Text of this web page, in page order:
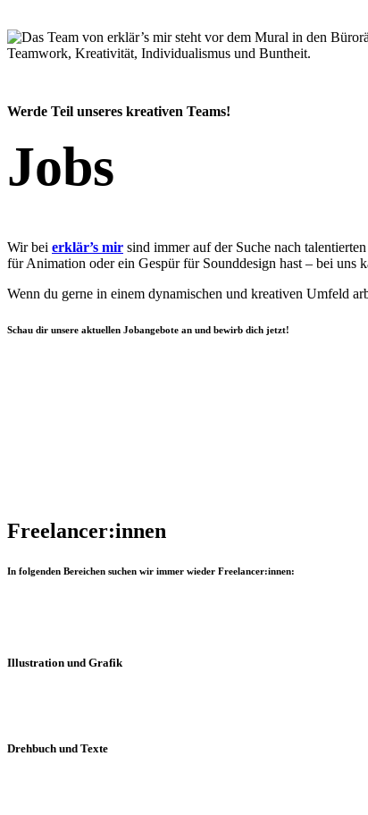
Werde Teil unseres kreativen Teams!
Jobs
Wir bei erklär’s mir sind immer auf der Suche nach
für Animation oder ein Gespür für Sounddesign hast – bei uns
Wenn du gerne in einem dynamischen und kreativen Umfeld
Schau dir unsere aktuellen Jobangebote an und bewirb dich jetzt!
Freelancer:innen
In folgenden Bereichen suchen wir immer wieder Freelancer:innen:
Illustration und Grafik
Drehbuch und Texte